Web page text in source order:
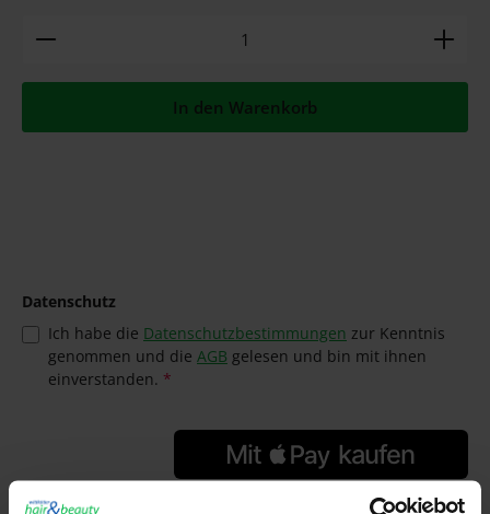
Produkt Anzahl: Gib den gewünschten Wert ein
In den Warenkorb
Datenschutz
Ich habe die Datenschutzbestimmungen zur Kenntnis
genommen und die AGB gelesen und bin mit ihnen
einverstanden. *